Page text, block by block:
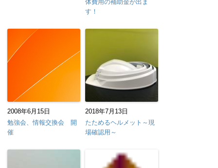
体費用の補助金が出ま
す！
2008年6月15日
勉強会、情報交換会 開
催
2018年7月13日
たためるヘルメット～現
場確認用～